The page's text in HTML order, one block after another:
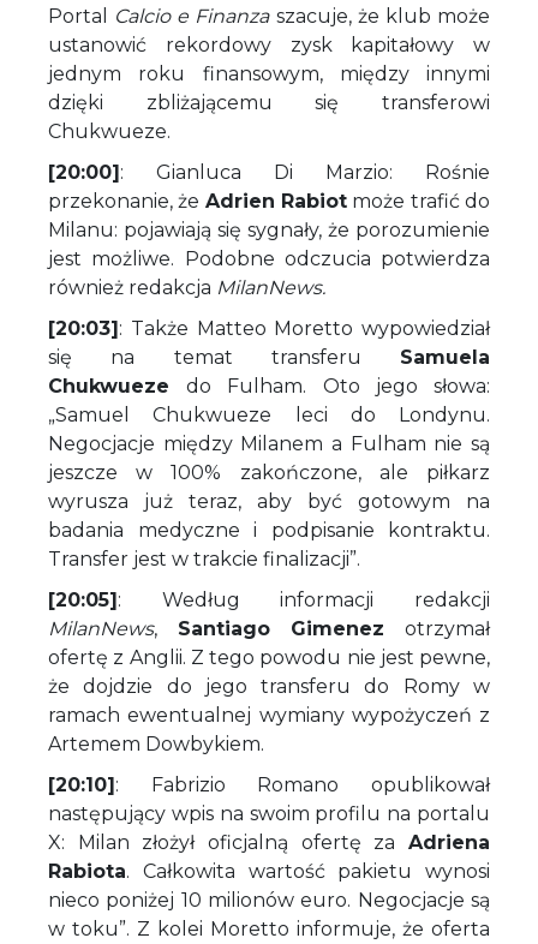
Portal Calcio e Finanzaszacuje, że klub może
ustanowić rekordowy zysk kapitałowy w
jednym roku finansowym, między innymi
dzięki zbliżającemu się transferowi
Chukwueze.
[20:00]: Gianluca Di Marzio: Rośnie
przekonanie, że Adrien Rabiot może trafić do
Milanu: pojawiają się sygnały, że porozumienie
jest możliwe. Podobne odczucia potwierdza
również redakcja MilanNews.
[20:03]: Także Matteo Moretto wypowiedział
się na temat transferu Samuela
Chukwuezedo Fulham. Oto jego słowa:
„Samuel Chukwueze leci do Londynu.
Negocjacje między Milanem a Fulham nie są
jeszcze w 100% zakończone, ale piłkarz
wyrusza już teraz, aby być gotowym na
badania medyczne i podpisanie kontraktu.
Transfer jest w trakcie finalizacji”.
[20:05]: Według informacji redakcji
MilanNews, Santiago Gimenez otrzymał
ofertę z Anglii. Z tego powodu nie jest pewne,
że dojdzie do jego transferu do Romy w
ramach ewentualnej wymiany wypożyczeń z
Artemem Dowbykiem.
[20:10]: Fabrizio Romano opublikował
następujący wpis na swoim profilu na portalu
X: Milan złożył oficjalną ofertę za Adriena
Rabiota. Całkowita wartość pakietu wynosi
nieco poniżej 10 milionów euro. Negocjacje są
w toku”. Z kolei Moretto informuje, że oferta